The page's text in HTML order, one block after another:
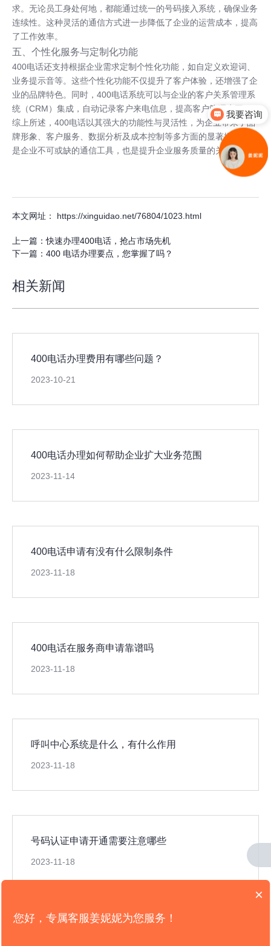
求。无论员工身处何地，都能通过统一的号码接入系统，确保业务
连续性。这种灵活的通信方式进一步降低了企业的运营成本，提高
了工作效率。
五、个性化服务与定制化功能
400电话还支持根据企业需求定制个性化功能，如自定义欢迎词、
业务提示音等。这些个性化功能不仅提升了客户体验，还增强了企
业的品牌特色。同时，400电话系统可以与企业的客户关系管理系
统（CRM）集成，自动记录客户来电信息，提高客户管理水平。
综上所述，400电话以其强大的功能性与灵活性，为企业带来了品
牌形象、客户服务、数据分析及成本控制等多方面的显著提升。它
是企业不可或缺的通信工具，也是提升企业服务质量的关键要素。
本文网址： https://xinguidao.net/76804/1023.html
上一篇：快速办理400电话，抢占市场先机
下一篇： 400 电话办理要点，您掌握了吗？
相关新闻
400电话办理费用有哪些问题？
2023-10-21
400电话办理如何帮助企业扩大业务范围
2023-11-14
400电话申请有没有什么限制条件
2023-11-18
400电话在服务商申请靠谱吗
2023-11-18
呼叫中心系统是什么，有什么作用
2023-11-18
号码认证申请开通需要注意哪些
2023-11-18
版权所有：山东新轨道信息科技限公司
我要咨询
×
您好，专属客服姜妮妮为您服务！